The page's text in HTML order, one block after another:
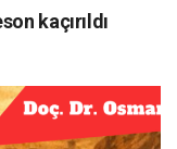
kaçırıldı